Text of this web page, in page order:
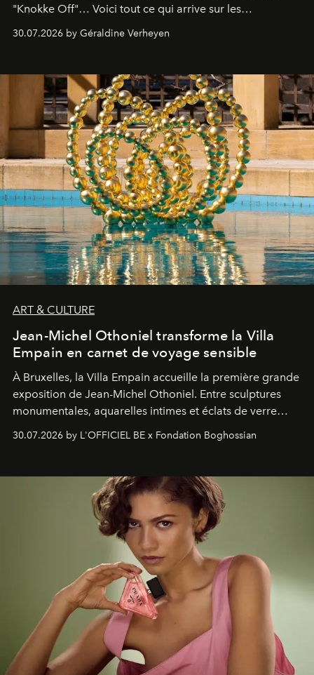
"Knokke Off"… Voici tout ce qui arrive sur les
plateformes de streaming en août 2026.
30.07.2026 by Géraldine Verheyen
ART & CULTURE
Jean-Michel Othoniel transforme la Villa
Empain en carnet de voyage sensible
À Bruxelles, la Villa Empain accueille la première grande
exposition de Jean-Michel Othoniel. Entre sculptures
monumentales, aquarelles intimes et éclats de verre
soufflé, l’artiste français compose un itinéraire
émotionnel où chaque œuvre devient le souvenir
émerveillement.
30.07.2026 by L'OFFICIEL BE x Fondation Boghossian